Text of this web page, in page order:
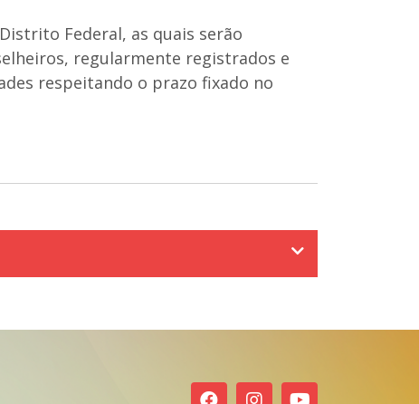
Federal, as quais serão
regularmente registrados e
respeitando o prazo fixado no